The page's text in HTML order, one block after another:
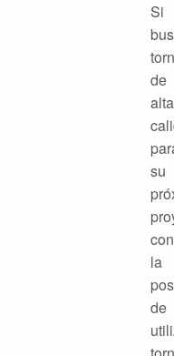
Si
de
alta
su
la
de